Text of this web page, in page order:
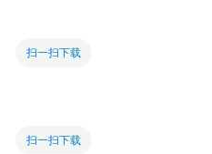
扫一扫下载
扫一扫下载